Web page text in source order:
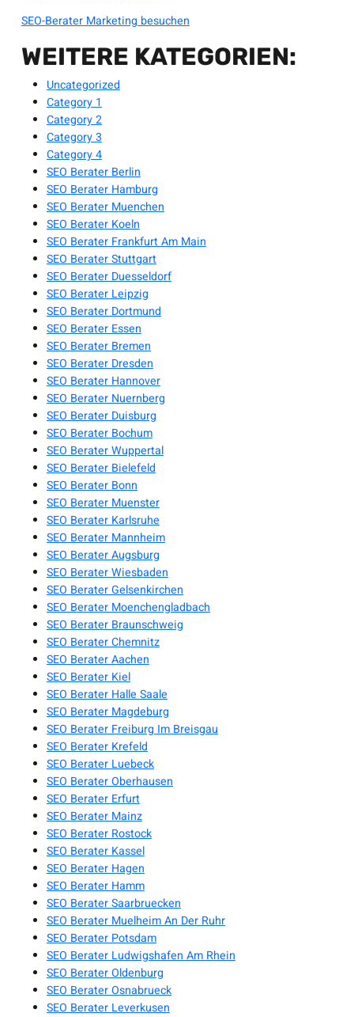
SEO-Berater Marketing besuchen
WEITERE KATEGORIEN:
Uncategorized
Category 1
Category 2
Category 3
Category 4
SEO Berater Berlin
SEO Berater Hamburg
SEO Berater Muenchen
SEO Berater Koeln
SEO Berater Frankfurt Am Main
SEO Berater Stuttgart
SEO Berater Duesseldorf
SEO Berater Leipzig
SEO Berater Dortmund
SEO Berater Essen
SEO Berater Bremen
SEO Berater Dresden
SEO Berater Hannover
SEO Berater Nuernberg
SEO Berater Duisburg
SEO Berater Bochum
SEO Berater Wuppertal
SEO Berater Bielefeld
SEO Berater Bonn
SEO Berater Muenster
SEO Berater Karlsruhe
SEO Berater Mannheim
SEO Berater Augsburg
SEO Berater Wiesbaden
SEO Berater Gelsenkirchen
SEO Berater Moenchengladbach
SEO Berater Braunschweig
SEO Berater Chemnitz
SEO Berater Aachen
SEO Berater Kiel
SEO Berater Halle Saale
SEO Berater Magdeburg
SEO Berater Freiburg Im Breisgau
SEO Berater Krefeld
SEO Berater Luebeck
SEO Berater Oberhausen
SEO Berater Erfurt
SEO Berater Mainz
SEO Berater Rostock
SEO Berater Kassel
SEO Berater Hagen
SEO Berater Hamm
SEO Berater Saarbruecken
SEO Berater Muelheim An Der Ruhr
SEO Berater Potsdam
SEO Berater Ludwigshafen Am Rhein
SEO Berater Oldenburg
SEO Berater Osnabrueck
SEO Berater Leverkusen